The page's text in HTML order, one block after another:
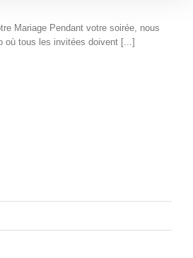
Mariage Pendant votre soirée, nous
où tous les invitées doivent [...]